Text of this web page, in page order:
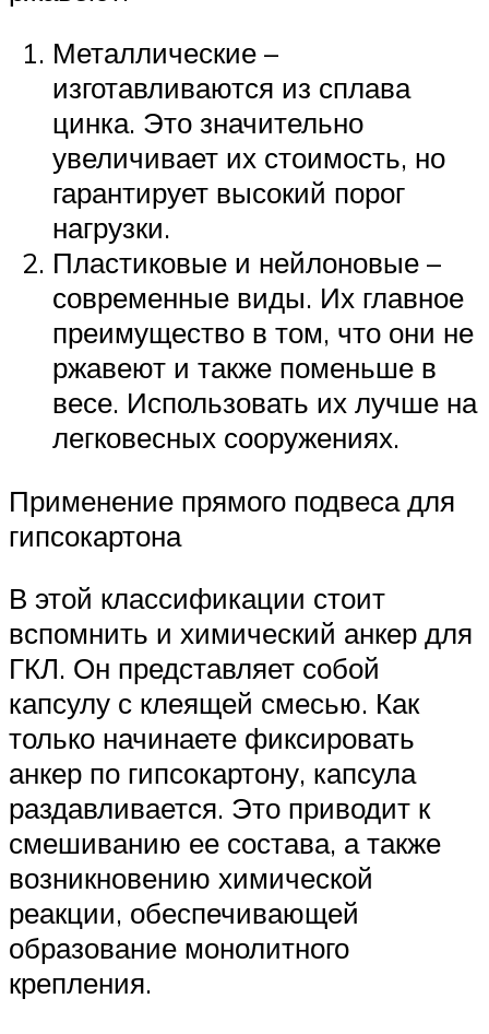
Металлические –
изготавливаются из сплава
цинка. Это значительно
увеличивает их стоимость, но
гарантирует высокий порог
нагрузки.
Пластиковые и нейлоновые –
современные виды. Их главное
преимущество в том, что они не
ржавеют и также поменьше в
весе. Использовать их лучше на
легковесных сооружениях.
Применение прямого подвеса для
гипсокартона
В этой классификации стоит
вспомнить и химический анкер для
ГКЛ. Он представляет собой
капсулу с клеящей смесью. Как
только начинаете фиксировать
анкер по гипсокартону, капсула
раздавливается. Это приводит к
смешиванию ее состава, а также
возникновению химической
реакции, обеспечивающей
образование монолитного
крепления.